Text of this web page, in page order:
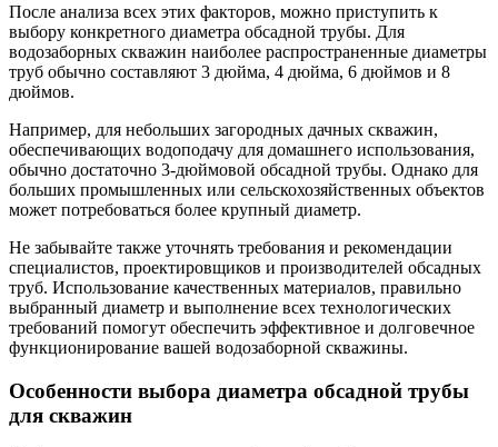
После анализа всех этих факторов, можно приступить к
выбору конкретного диаметра обсадной трубы. Для
водозаборных скважин наиболее распространенные диаметры
труб обычно составляют 3 дюйма, 4 дюйма, 6 дюймов и 8
дюймов.
Например, для небольших загородных дачных скважин,
обеспечивающих водоподачу для домашнего использования,
обычно достаточно 3-дюймовой обсадной трубы. Однако для
больших промышленных или сельскохозяйственных объектов
может потребоваться более крупный диаметр.
Не забывайте также уточнять требования и рекомендации
специалистов, проектировщиков и производителей обсадных
труб. Использование качественных материалов, правильно
выбранный диаметр и выполнение всех технологических
требований помогут обеспечить эффективное и долговечное
функционирование вашей водозаборной скважины.
Особенности выбора диаметра обсадной трубы
для скважин